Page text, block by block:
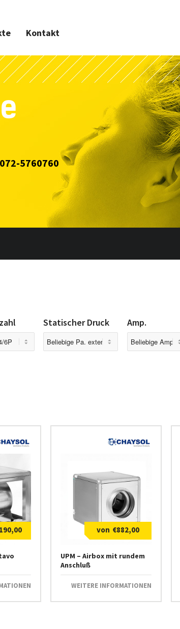
Kontakt
5760760
Statischer Druck Amp.
€882,00
UPM – Airbox mit rundem
Anschluß
WEITERE INFORMATIONEN